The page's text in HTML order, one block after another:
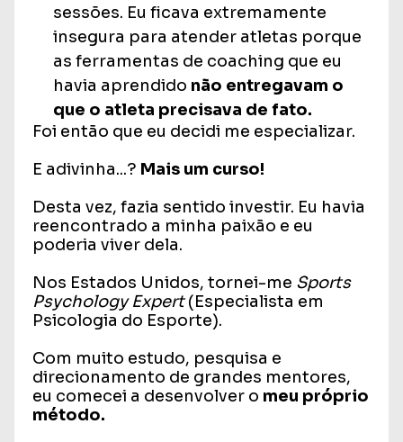
sessões. Eu ficava extremamente
insegura para atender atletas porque
as ferramentas de coaching que eu
havia aprendido não entregavam o
que o atleta precisava de fato.
Foi então que eu decidi me especializar.
E adivinha...? Mais um curso!
Desta vez, fazia sentido investir. Eu havia
reencontrado a minha paixão e eu
poderia viver dela.
Nos Estados Unidos, tornei-me Sports
Psychology Expert(Especialista em
Psicologia do Esporte).
Com muito estudo, pesquisa e
direcionamento de grandes mentores,
eu comecei a desenvolver o meu próprio
método.